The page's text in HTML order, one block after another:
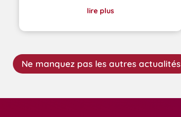
lire plus
Ne manquez pas les autres actualités